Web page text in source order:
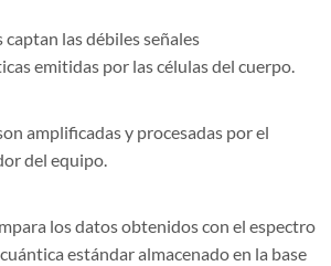
captan las débiles señales
emitidas por las células del cuerpo.
amplificadas y procesadas por el
del equipo.
los datos obtenidos con el espectro
estándar almacenado en la base